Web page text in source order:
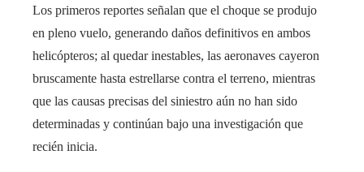
Los primeros reportes señalan que el choque se produjo
en pleno vuelo, generando daños definitivos en ambos
helicópteros; al quedar inestables, las aeronaves cayeron
bruscamente hasta estrellarse contra el terreno, mientras
que las causas precisas del siniestro aún no han sido
determinadas y continúan bajo una investigación que
recién inicia.